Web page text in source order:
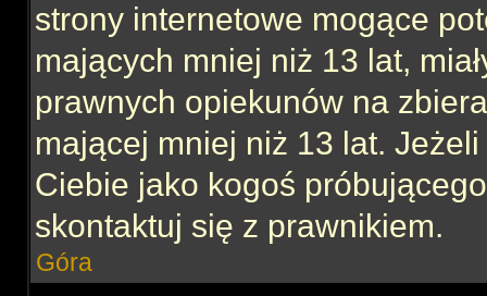
strony internetowe mogące
mających mniej niż 13 lat,
prawnych opiekunów na
mającej mniej niż 13 lat.
Ciebie jako kogoś
skontaktuj się z prawnikiem.
Góra